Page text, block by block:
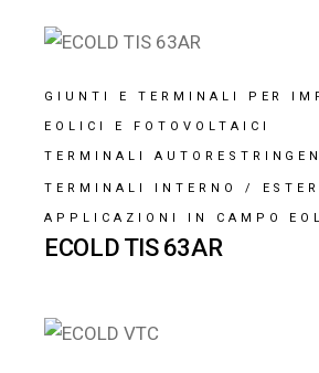
GIUNTI E TERMINALI PER
EOLICI E FOTOVOLTAICI
TERMINALI
TERMINALI INTERNO /
APPLICAZIONI IN CAMPO
ECOLD TIS 63AR